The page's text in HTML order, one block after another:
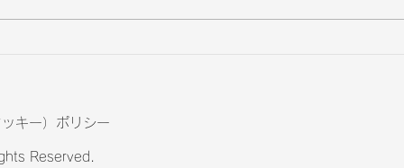
キー）ポリシー
Reserved.